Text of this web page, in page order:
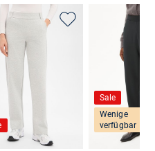
Sale
Wenige
verfügbar